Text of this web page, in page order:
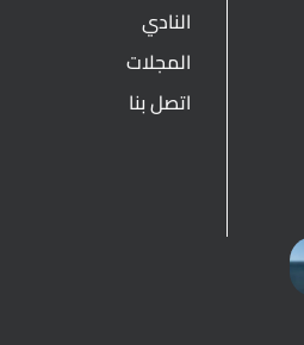
النادي
المجلات
اتصل بنا